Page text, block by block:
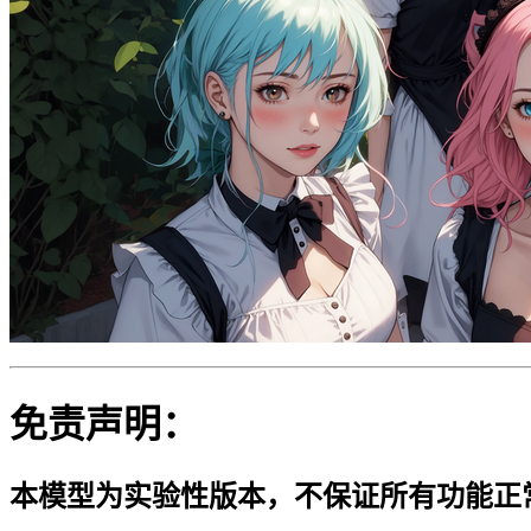
免责声明：
本模型为实验性版本，不保证所有功能正